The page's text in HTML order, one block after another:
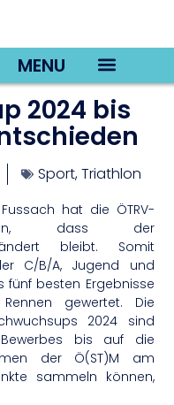
MENU
2024 bis
Sport,Triathlon
hat die ÖTRV-
dass der
bleibt. Somit
C/B/A, Jugend und
fünf besten Ergebnisse
gewertet. Die
2024 sind
bis auf die
der Ö(ST)M am
sammeln können,